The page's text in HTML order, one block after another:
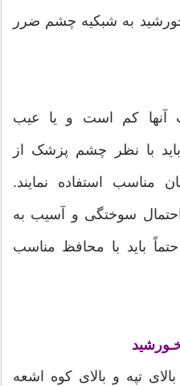
به شبکیه چشم ضرر
آنها کم است و یا عیب
با نظر چشم پزشک از
استفاده نمایند.
سوختگی و آسیب به
باید با محافظ مناسب
تپه و بالای کوه اشعه